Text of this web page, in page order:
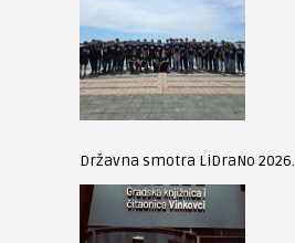
Državna smotra LiDraNo 2026.